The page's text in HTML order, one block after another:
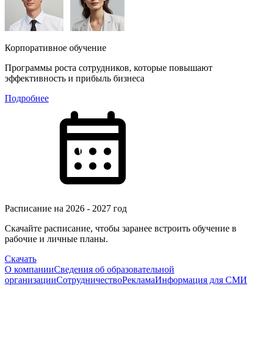
Корпоративное обучение
Программы роста сотрудников, которые повышают
эффективность и прибыль бизнеса
Подробнее
Расписание на 2026 - 2027 год
Скачайте расписание, чтобы заранее встроить обучение в
рабочие и личные планы.
Скачать
О компанииСведения об образовательной
организацииСотрудничествоРекламаИнформация для СМИ